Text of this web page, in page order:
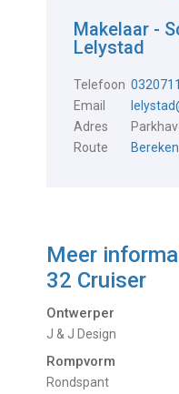
Makelaar -
Lelystad
Telefoon
Email
Adres
Route
Meer
32 Cruiser
Ontwerper
J & J Design
Rompvorm
Rondspant